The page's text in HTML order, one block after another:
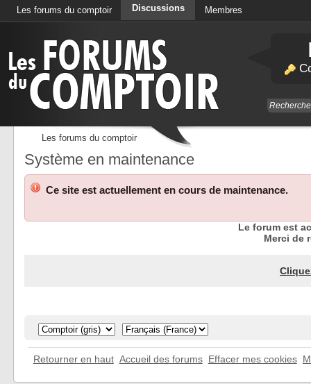
Les forums du comptoir Discussions Membres
Les forums du comptoir
Système en maintenance
Ce site est actuellement en cours de maintenance.
Le forum est
Merci de
Retourner en haut Accueil des forums Effacer mes cookies